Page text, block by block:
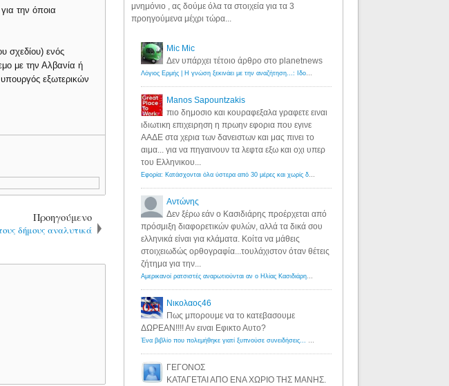
την όποια
σχεδίου) ενός
με την Αλβανία ή
εξωτερικών
Προηγούμενο
δήμους αναλυτικά
μνημόνιο , ας δούμε όλα τα στοιχεία για τα 3
προηγούμενα μέχρι τώρα...
Mic Mic
Δεν υπάρχει τέτοιο άρθρο στο planetnews
Λόγιος Ερμής | Η γνώση ξεκινάει με την αναζήτηση...: Ιδού οι 18 που χρωστούν 11 δις ευρώ!
Manos Sapountzakis
πιο δημοσιο και κουραφεξαλα γραφετε ειναι
ιδιωτικη επιχειρηση η πρωην εφορια που εγινε
ΑΑΔΕ στα χερια των δανειστων και μας πινει το
αιμα... για να πηγαινουν τα λεφτα εξω και οχι υπερ
του Ελληνικου...
Εφορία: Κατάσχονται όλα ύστερα από 30 μέρες και χωρίς δικαστικές αποφάσεις - Λόγιος Ερμής
Αντώνης
Δεν ξέρω εάν ο Κασιδιάρης προέρχεται από
πρόσμιξη διαφορετικών φυλών, αλλά τα δικά σου
ελληνικά είναι για κλάματα. Κοίτα να μάθεις
στοιχειωδώς ορθογραφία...τουλάχιστον όταν θέτεις
ζήτημα για την...
Αμερικανοί ρατσιστές αναρωτιούνται αν ο Ηλίας Κασιδιάρης ανήκει στη λευκή φυλή... - Λόγιος Ερμής
Νικολαος46
Πως μπορουμε να το κατεβασουμε
ΔΩΡΕΑΝ!!!! Αν ειναι Εφικτο Αυτο?
Ένα βιβλίο που πολεμήθηκε γιατί ξυπνούσε συνειδήσεις... - Λόγιος Ερμής | Η γνώση ξεκινάει με την αναζήτηση...
ΓΕΓΟΝΟΣ
ΚΑΤΑΓΕΤΑΙ ΑΠΟ ΕΝΑ ΧΩΡΙΟ ΤΗΣ ΜΑΝΗΣ.